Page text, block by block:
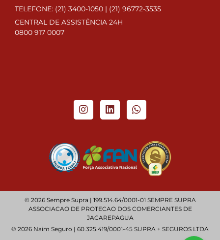
TELEFONE: (21) 3400-1050 | (21) 96772-3535
CENTRAL DE ASSISTÊNCIA 24H
0800 917 0007
© 2026 Sempre Supra | 199.514.64/0001-01 SEMPRE SUPRA
ASSOCIACAO DE PROTECAO DOS COMERCIANTES DE
JACAREPAGUA
© 2026 Naim Seguro | 60.325.419/0001-45 SUPRA + SEGUROS LTDA